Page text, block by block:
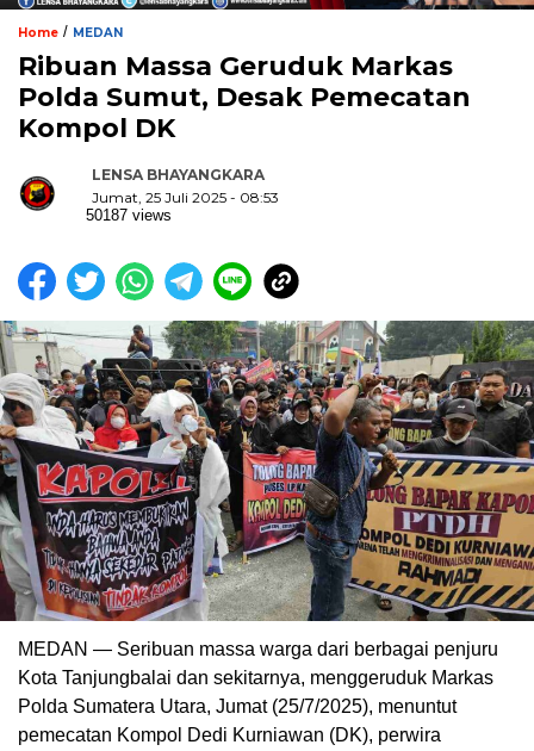
Home / MEDAN
Ribuan Massa Geruduk Markas
Polda Sumut, Desak Pemecatan
Kompol DK
LENSA BHAYANGKARA
Jumat, 25 Juli 2025 - 08:53
50187 views
MEDAN — Seribuan massa warga dari berbagai penjuru
Kota Tanjungbalai dan sekitarnya, menggeruduk Markas
Polda Sumatera Utara, Jumat (25/7/2025), menuntut
pemecatan Kompol Dedi Kurniawan (DK), perwira